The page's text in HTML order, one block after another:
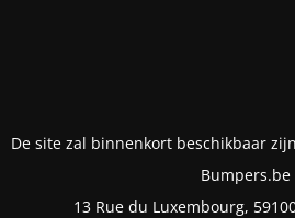
De site zal binnenkort beschikbaar
Bumpers.be
13 Rue du Luxembourg,